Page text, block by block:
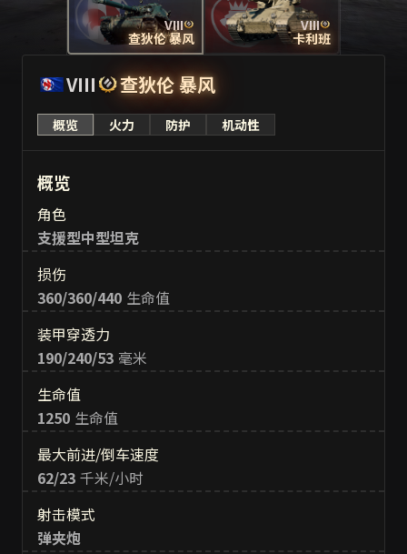
VIII
查狄伦 暴风
VIII
卡利班
VIII 查狄伦 暴风
概览 火力 防护 机动性
VIII
概览
角色
支援型中型坦克
损伤
360/360/440 生命值
装甲穿透力
190/240/53 毫米
生命值
1250 生命值
最大前进/倒车速度
62/23 千米/小时
射击模式
弹夹炮